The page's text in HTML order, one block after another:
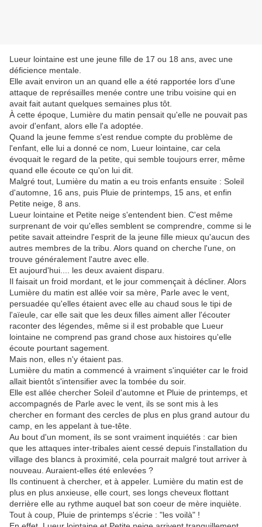
Lueur lointaine est une jeune fille de 17 ou 18 ans, avec une
déficience mentale.
Elle avait environ un an quand elle a été rapportée lors d'une
attaque de représailles menée contre une tribu voisine qui en
avait fait autant quelques semaines plus tôt.
À cette époque, Lumière du matin pensait qu'elle ne pouvait pas
avoir d'enfant, alors elle l'a adoptée.
Quand la jeune femme s'est rendue compte du problème de
l'enfant, elle lui a donné ce nom, Lueur lointaine, car cela
évoquait le regard de la petite, qui semble toujours errer, même
quand elle écoute ce qu'on lui dit.
Malgré tout, Lumière du matin a eu trois enfants ensuite : Soleil
d'automne, 16 ans, puis Pluie de printemps, 15 ans, et enfin
Petite neige, 8 ans.
Lueur lointaine et Petite neige s'entendent bien. C'est même
surprenant de voir qu'elles semblent se comprendre, comme si le
petite savait atteindre l'esprit de la jeune fille mieux qu'aucun des
autres membres de la tribu. Alors quand on cherche l'une, on
trouve généralement l'autre avec elle.
Et aujourd'hui.... les deux avaient disparu.
Il faisait un froid mordant, et le jour commençait à décliner. Alors
Lumière du matin est allée voir sa mère, Parle avec le vent,
persuadée qu'elles étaient avec elle au chaud sous le tipi de
l'aïeule, car elle sait que les deux filles aiment aller l'écouter
raconter des légendes, même si il est probable que Lueur
lointaine ne comprend pas grand chose aux histoires qu'elle
écoute pourtant sagement.
Mais non, elles n'y étaient pas.
Lumière du matin a commencé à vraiment s'inquiéter car le froid
allait bientôt s'intensifier avec la tombée du soir.
Elle est allée chercher Soleil d'automne et Pluie de printemps, et
accompagnés de Parle avec le vent, ils se sont mis à les
chercher en formant des cercles de plus en plus grand autour du
camp, en les appelant à tue-tête.
Au bout d'un moment, ils se sont vraiment inquiétés : car bien
que les attaques inter-tribales aient cessé depuis l'installation du
village des blancs à proximité, cela pourrait malgré tout arriver à
nouveau. Auraient-elles été enlevées ?
Ils continuent à chercher, et à appeler. Lumière du matin est de
plus en plus anxieuse, elle court, ses longs cheveux flottant
derrière elle au rythme auquel bat son coeur de mère inquiète.
Tout à coup, Pluie de printemps s'écrie : "les voilà" !